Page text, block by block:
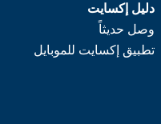
دليل إكسايت
وصل حديثاً
تطبيق إكسايت للموبايل